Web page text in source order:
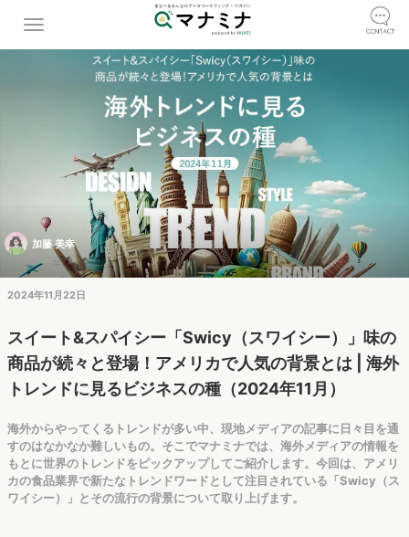
加藤 美幸
2024年11月22日
スイート&スパイシー「Swicy（スワイシー）」味の
商品が続々と登場！アメリカで人気の背景とは | 海外
トレンドに見るビジネスの種（2024年11月）
海外からやってくるトレンドが多い中、現地メディアの記事に日々目を通
すのはなかなか難しいもの。そこでマナミナでは、海外メディアの情報を
もとに世界のトレンドをピックアップしてご紹介します。今回は、アメリ
カの食品業界で新たなトレンドワードとして注目されている「Swicy（ス
ワイシー）」とその流行の背景について取り上げます。